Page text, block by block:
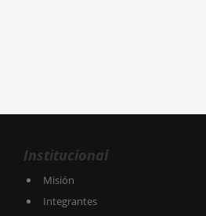
Institucional
Misión
Integrantes